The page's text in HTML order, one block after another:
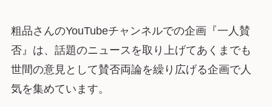
粗品さんのYouTubeチャンネルでの企画『一人賛
否』は、話題のニュースを取り上げてあくまでも
世間の意見として賛否両論を繰り広げる企画で人
気を集めています。